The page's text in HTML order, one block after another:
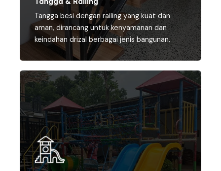
Tangga besi dengan railing yang kuat dan
aman, dirancang untuk kenyamanan dan
keindahan drizal berbagai jenis bangunan.